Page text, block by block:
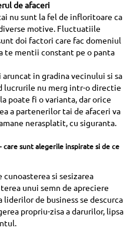
de afaceri
nu sunt la fel de infloritoare ca
motive. Fluctuatiile
doi factori care fac domeniul
te mentii constant pe o panta
in gradina vecinului si sa
lucrurile nu merg intr-o directie
poate fi o varianta, dar orice
a partenerilor tai de afaceri va
nerasplatit, cu siguranta.
sunt alegerile inspirate si de ce
cunoasterea si sesizarea
unui semn de apreciere
de business se descurca
propriu-zisa a darurilor, lipsa